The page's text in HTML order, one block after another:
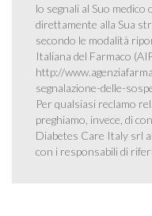
lo segnali al Suo
direttamente alla Sua
secondo le modalità
Italiana del Farmaco
http://
segnalazione-delle-
Per qualsiasi reclamo
preghiamo, invece, di
Diabetes Care Italy srl
con i responsabili di